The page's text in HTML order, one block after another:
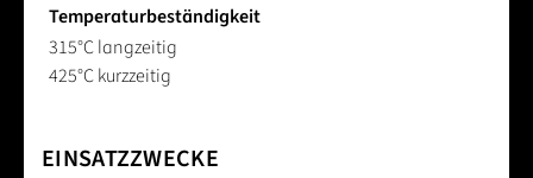
Temperaturbeständigkeit
315°C langzeitig
425°C kurzzeitig
EINSATZZWECKE